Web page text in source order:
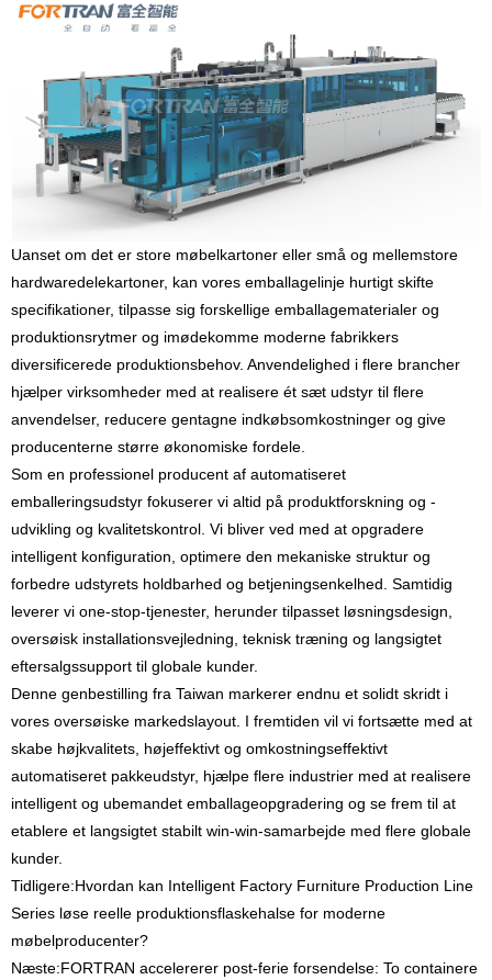
Uanset om det er store møbelkartoner eller små og mellemstore
hardwaredelekartoner, kan vores emballagelinje hurtigt skifte
specifikationer, tilpasse sig forskellige emballagematerialer og
produktionsrytmer og imødekomme moderne fabrikkers
diversificerede produktionsbehov. Anvendelighed i flere brancher
hjælper virksomheder med at realisere ét sæt udstyr til flere
anvendelser, reducere gentagne indkøbsomkostninger og give
producenterne større økonomiske fordele.
Som en professionel producent af automatiseret
emballeringsudstyr fokuserer vi altid på produktforskning og -
udvikling og kvalitetskontrol. Vi bliver ved med at opgradere
intelligent konfiguration, optimere den mekaniske struktur og
forbedre udstyrets holdbarhed og betjeningsenkelhed. Samtidig
leverer vi one-stop-tjenester, herunder tilpasset løsningsdesign,
oversøisk installationsvejledning, teknisk træning og langsigtet
eftersalgssupport til globale kunder.
Denne genbestilling fra Taiwan markerer endnu et solidt skridt i
vores oversøiske markedslayout. I fremtiden vil vi fortsætte med at
skabe højkvalitets, højeffektivt og omkostningseffektivt
automatiseret pakkeudstyr, hjælpe flere industrier med at realisere
intelligent og ubemandet emballageopgradering og se frem til at
etablere et langsigtet stabilt win-win-samarbejde med flere globale
kunder.
Tidligere:Hvordan kan Intelligent Factory Furniture Production Line
Series løse reelle produktionsflaskehalse for moderne
møbelproducenter?
Næste:FORTRAN accelererer post-ferie forsendelse: To containere